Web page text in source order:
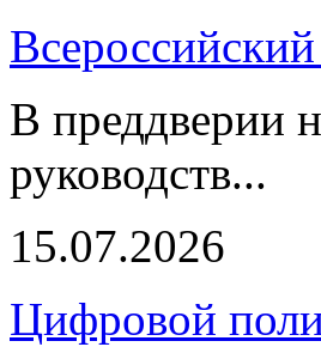
В преддверии
руководств...
15.07.2026
Цифровой